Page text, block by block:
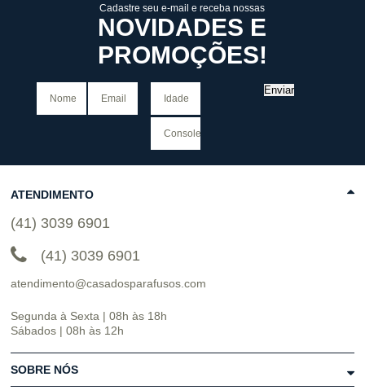
Cadastre seu e-mail e receba nossas
NOVIDADES E
PROMOÇÕES!
Enviar
ATENDIMENTO
(41) 3039 6901
(41) 3039 6901
atendimento@casadosparafusos.com
Segunda à Sexta | 08h às 18h
Sábados | 08h às 12h
SOBRE NÓS